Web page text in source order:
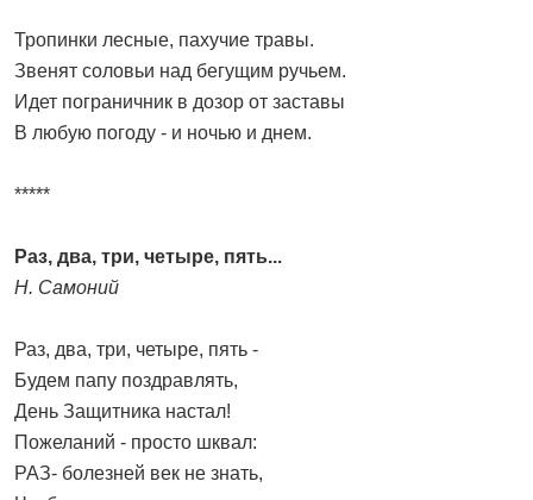
Тропинки лесные, пахучие травы.
Звенят соловьи над бегущим ручьем.
Идет пограничник в дозор от заставы
В любую погоду - и ночью и днем.
*****
Раз, два, три, четыре, пять...
Н. Самоний
Раз, два, три, четыре, пять -
Будем папу поздравлять,
День Защитника настал!
Пожеланий - просто шквал:
РАЗ- болезней век не знать,